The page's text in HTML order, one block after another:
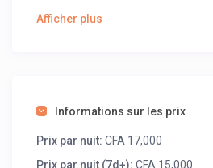
Canal
Afficher plus
Informations sur les prix
Prix par nuit: CFA 17,000
Prix par nuit (7d+): CFA 15,000